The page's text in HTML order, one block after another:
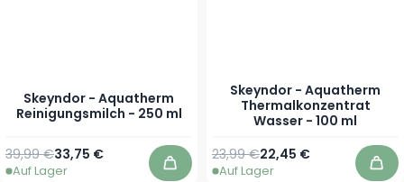
Skeyndor - Aquatherm
Reinigungsmilch - 250 ml
Sonderpreis
33,75 €
Regulärer Preis
39,99 €
Auf Lager In den Warenkorb
Skeyndor - Aquatherm
Thermalkonzentrat
Wasser - 100 ml
Sonderpreis
22,45 €
Regulärer Preis
23,99 €
Auf Lager In